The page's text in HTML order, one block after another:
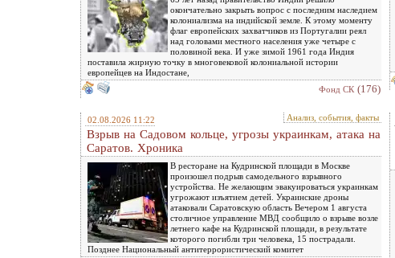
окончательно закрыть вопрос с последним наследием
колониализма на индийской земле. К этому моменту
флаг европейских захватчиков из Португалии реял
над головами местного населения уже четыре с
половиной века. И уже зимой 1961 года Индия
поставила жирную точку в многовековой колониальной истории
европейцев на Индостане,
Фонд СК (176)
02.08.2026 11:22 Анализ, события, факты
Взрыв на Садовом кольце, угрозы украинкам, атака на
Саратов. Хроника
В ресторане на Кудринской площади в Москве
произошел подрыв самодельного взрывного
устройства. Не желающим эвакуироваться украинкам
угрожают изъятием детей. Украинские дроны
атаковали Саратовскую область Вечером 1 августа
столичное управление МВД сообщило о взрыве возле
летнего кафе на Кудринской площади, в результате
которого погибли три человека, 15 пострадали.
Позднее Национальный антитеррористический комитет